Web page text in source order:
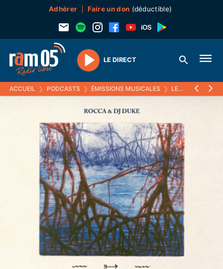
Adhérer Faire un don (déductible)
Play
LE DIRECT
ACCUEIL ❯ PODCASTS ❯ ÉMISSIONS MUSICALES ❯ LE RETOUR DU RAP FRANÇAIS